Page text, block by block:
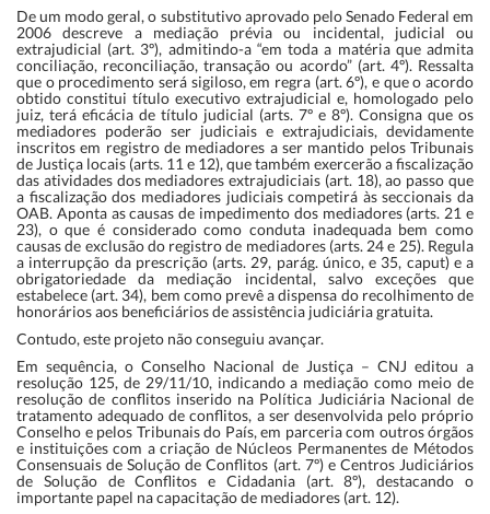
De um modo geral, o substitutivo aprovado pelo Senado Federal em
2006 descreve a mediação prévia ou incidental, judicial ou
extrajudicial (art. 3º), admitindo-a “em toda a matéria que admita
conciliação, reconciliação, transação ou acordo” (art. 4º). Ressalta
que o procedimento será sigiloso, em regra (art. 6º), e que o acordo
obtido constitui título executivo extrajudicial e, homologado pelo
juiz, terá eficácia de título judicial (arts. 7º e 8º). Consigna que os
mediadores poderão ser judiciais e extrajudiciais, devidamente
inscritos em registro de mediadores a ser mantido pelos Tribunais
de Justiça locais (arts. 11 e 12), que também exercerão a fiscalização
das atividades dos mediadores extrajudiciais (art. 18), ao passo que
a fiscalização dos mediadores judiciais competirá às seccionais da
OAB. Aponta as causas de impedimento dos mediadores (arts. 21 e
23), o que é considerado como conduta inadequada bem como
causas de exclusão do registro de mediadores (arts. 24 e 25). Regula
a interrupção da prescrição (arts. 29, parág. único, e 35, caput) e a
obrigatoriedade da mediação incidental, salvo exceções que
estabelece (art. 34), bem como prevê a dispensa do recolhimento de
honorários aos beneficiários de assistência judiciária gratuita.
Contudo, este projeto não conseguiu avançar.
Em sequência, o Conselho Nacional de Justiça – CNJ editou a
resolução 125, de 29/11/10, indicando a mediação como meio de
resolução de conflitos inserido na Política Judiciária Nacional de
tratamento adequado de conflitos, a ser desenvolvida pelo próprio
Conselho e pelos Tribunais do País, em parceria com outros órgãos
e instituições com a criação de Núcleos Permanentes de Métodos
Consensuais de Solução de Conflitos (art. 7º) e Centros Judiciários
de Solução de Conflitos e Cidadania (art. 8º), destacando o
importante papel na capacitação de mediadores (art. 12).